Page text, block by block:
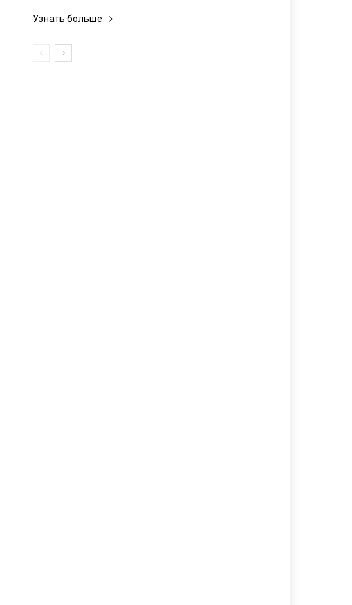
Узнать больше